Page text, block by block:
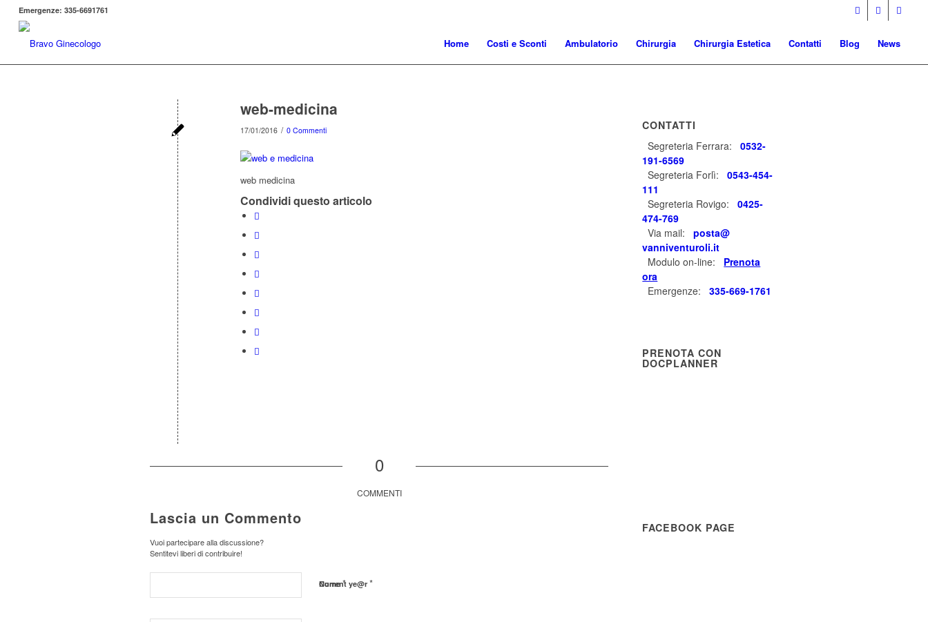
Emergenze: 335-6691761
Home Costi e Sconti Ambulatorio Chirurgia Chirurgia Estetica Contatti Blog News
web-medicina
17/01/2016 / 0 Commenti
web medicina
Condividi questo articolo
0
COMMENTI
Lascia un Commento
Vuoi partecipare alla discussione?
Sentitevi liberi di contribuire!
Nome*
Current ye@r *
CONTATTI
Segreteria Ferrara:0532-
191-6569
Segreteria Forlì:0543-454-
111
Segreteria Rovigo:0425-
474-769
Via mail:posta@
vanniventuroli.it
Modulo on-line: Prenota
ora
Emergenze:335-669-1761
PRENOTA CON
DOCPLANNER
FACEBOOK PAGE